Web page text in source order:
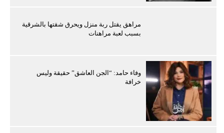
مراهق يقتل ربة منزل ويحرق شقتها بالشرقية
بسبب لعبة مراهنات
وفاء حامد: “الجن العاشق” حقيقة وليس
خرافة